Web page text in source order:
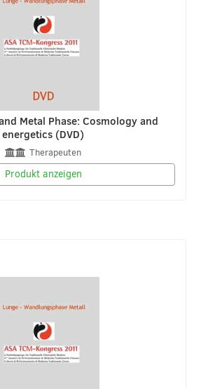
Metal Phase: Cosmology and
energetics (DVD)
Therapeuten
Produkt anzeigen